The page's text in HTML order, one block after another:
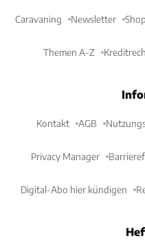
Caravaning Newsletter Shop
Themen A-Z
Kontakt AGB
Privacy Manager
Digital-Abo hier kündigen